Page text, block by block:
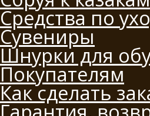
Средства по
Сувениры
Шнурки для
Покупателям
Как сделать